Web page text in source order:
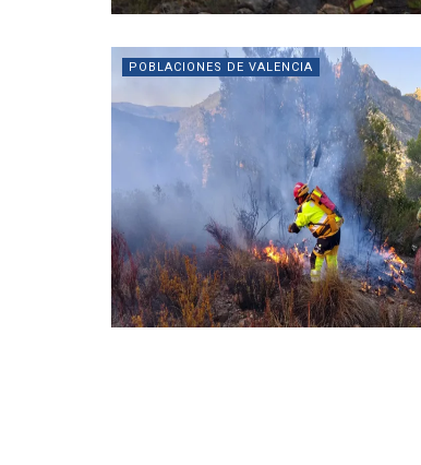
POBLACIONES DE VALENCIA